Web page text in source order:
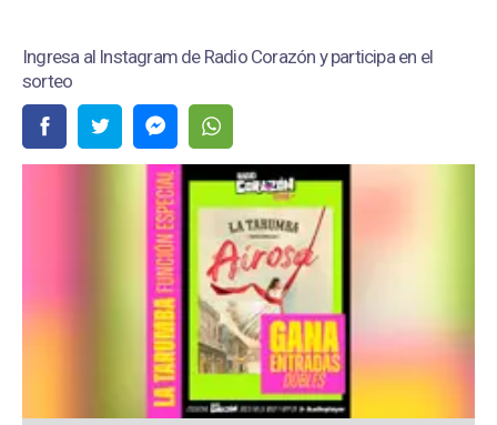
Ingresa al Instagram de Radio Corazón y participa en el
sorteo